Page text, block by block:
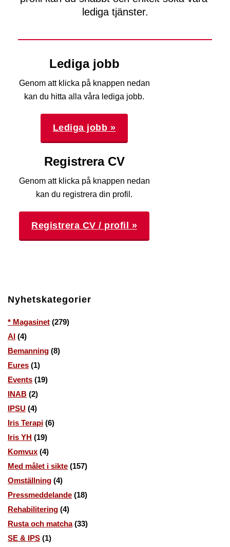
lediga tjänster.
Lediga jobb
Genom att klicka på knappen nedan
kan du hitta alla våra lediga jobb.
Lediga jobb »
Registrera CV
Genom att klicka på knappen nedan
kan du registrera din profil.
Registrera CV / profil »
Nyhetskategorier
* Magasinet (279)
AI (4)
Bemanning (8)
Eures (1)
Events (19)
INAB (2)
IPSU (4)
Iris Terapi (6)
Iris YH (19)
Komvux (4)
Med målet i sikte (157)
Omställning (4)
Pressmeddelande (18)
Rehabilitering (4)
Rusta och matcha(33)
SE & IPS (1)